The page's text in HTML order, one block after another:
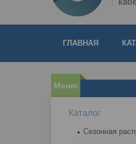
ГЛАВНАЯ
Каталог
Сезонная